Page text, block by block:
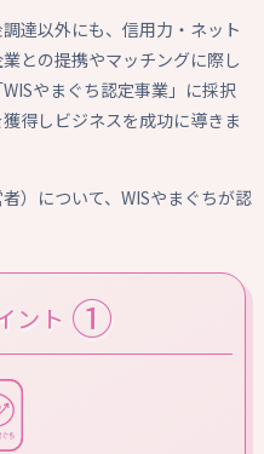
達以外にも、信用力・ネット
との提携やマッチングに際し
やまぐち認定事業」に採択
得しビジネスを成功に導きま
）について、WISやまぐちが認
ント ①